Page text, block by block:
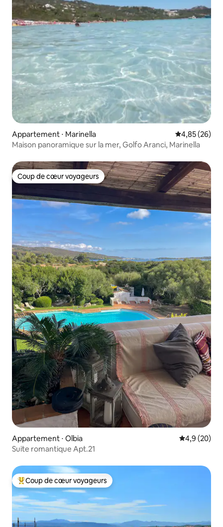
Appartement ⋅ Marinella Évaluation
4,85 (26)
Maison panoramique sur la mer, Golfo Aranci, Marinella
Coup de cœur voyageurs
Coup de cœur voyageurs
Appartement ⋅ Olbia Évaluation
4,9 (20)
Suite romantique Apt.21
Coups de cœur voyageurs les plus appréciés
Coup de cœur voyageurs